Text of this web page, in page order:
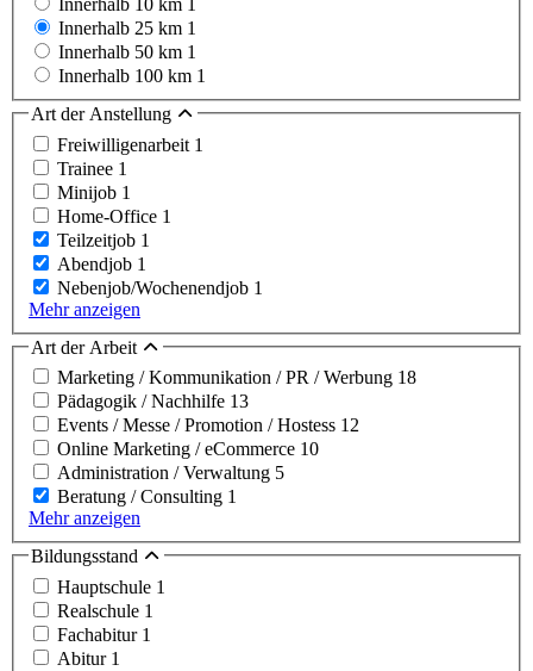
Innerhalb 10 km
Innerhalb 25 km 1
Innerhalb 50 km 1
Innerhalb 100 km 1
Art der Anstellung
Freiwilligenarbeit 1
Trainee 1
Minijob 1
Home-Office 1
Teilzeitjob 1
Abendjob 1
Nebenjob/Wochenendjob 1
Mehr anzeigen
Art der Arbeit
Marketing / Kommunikation / PR / Werbung 18
Pädagogik / Nachhilfe 13
Events / Messe / Promotion / Hostess 12
Online Marketing / eCommerce 10
Administration / Verwaltung 5
Beratung / Consulting 1
Mehr anzeigen
Bildungsstand
Hauptschule 1
Realschule 1
Fachabitur 1
Abitur 1